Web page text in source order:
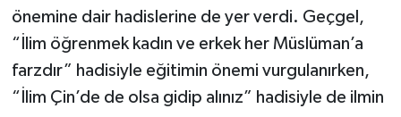
önemine dair hadislerine de yer verdi. Geçgel,
“İlim öğrenmek kadın ve erkek her Müslüman’a
farzdır” hadisiyle eğitimin önemi vurgulanırken,
“İlim Çin’de de olsa gidip alınız” hadisiyle de ilmin